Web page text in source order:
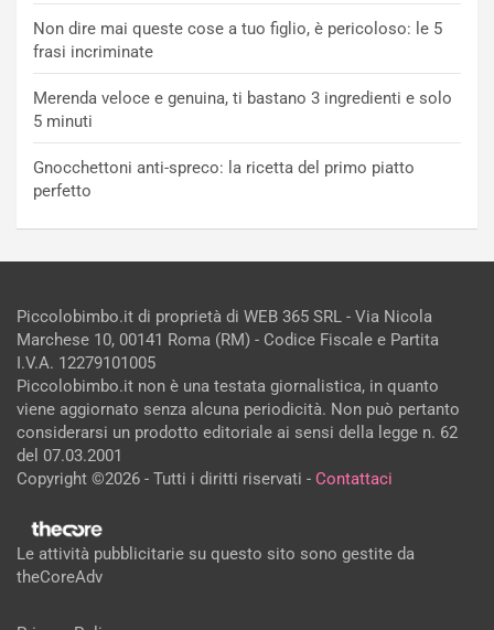
Non dire mai queste cose a tuo figlio, è pericoloso: le 5
frasi incriminate
Merenda veloce e genuina, ti bastano 3 ingredienti e solo
5 minuti
Gnocchettoni anti-spreco: la ricetta del primo piatto
perfetto
Piccolobimbo.it di proprietà di WEB 365 SRL - Via Nicola
Marchese 10, 00141 Roma (RM) - Codice Fiscale e Partita
I.V.A. 12279101005
Piccolobimbo.it non è una testata giornalistica, in quanto
viene aggiornato senza alcuna periodicità. Non può pertanto
considerarsi un prodotto editoriale ai sensi della legge n. 62
del 07.03.2001
Copyright ©2026 - Tutti i diritti riservati - Contattaci
Le attività pubblicitarie su questo sito sono gestite da
theCoreAdv